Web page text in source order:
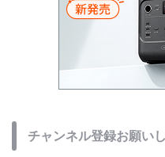
チャンネル登録お願い